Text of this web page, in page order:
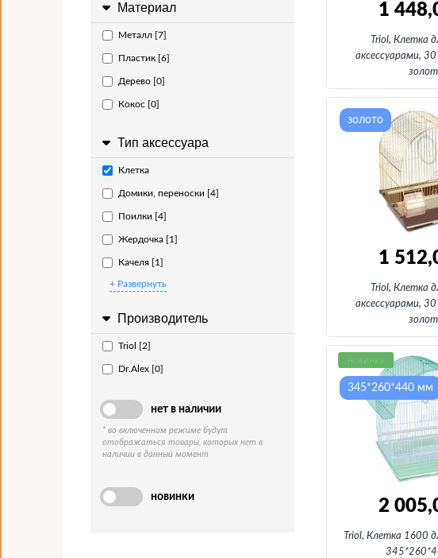
Материал
Металл [7]
Пластик [6]
Дерево [0]
Кокос [0]
Тип аксессуара
Клетка
Домики, переноски [4]
Поилки [4]
Жердочка [1]
Качеля [1]
+ Развернуть
Производитель
Triol [2]
Dr.Alex [0]
нет в наличии
* во включенном режиме будут
отображаться товары, которых нет в
наличии в данный момент
новинки
1
Triol, Клетка
аксессуарами,
1
золото
Triol, Клетка
аксессуарами,
новинка
2
345*260*440 мм
Triol, Клетка 1600